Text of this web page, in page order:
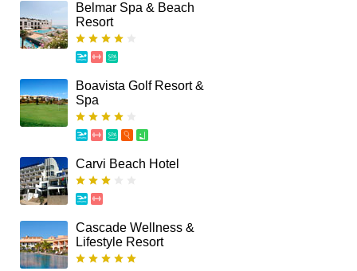
Belmar Spa & Beach
Resort
Boavista Golf Resort &
Spa
Carvi Beach Hotel
Cascade Wellness &
Lifestyle Resort